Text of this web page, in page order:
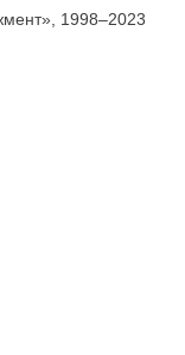
1998–2023